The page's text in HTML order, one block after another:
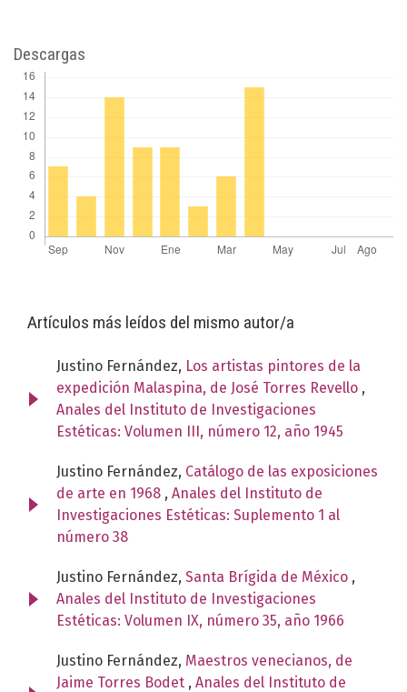
Descargas
Artículos más leídos del mismo autor/a
Justino Fernández, Los artistas pintores de la
expedición Malaspina, de José Torres Revello ,
Anales del Instituto de Investigaciones
Estéticas: Volumen III, número 12, año 1945
Justino Fernández, Catálogo de las exposiciones
de arte en 1968 , Anales del Instituto de
Investigaciones Estéticas: Suplemento 1 al
número 38
Justino Fernández, Santa Brígida de México ,
Anales del Instituto de Investigaciones
Estéticas: Volumen IX, número 35, año 1966
Justino Fernández, Maestros venecianos, de
Jaime Torres Bodet , Anales del Instituto de